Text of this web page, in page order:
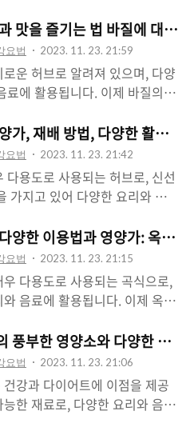
맛을 즐기는 법 바질에 대해
요법 2023. 11. 23. 21:59
운 허브로 알려져 있으며, 다양
료에 활용됩니다. 이제 바질의
리고 다양한 활용법에 대해 자
습니다.바질의 특징바질은 상
을 가지고 있는 허브로 유명합니
질은 녹색 잎과 향긋한 향이 특
한 요리에 사용되기 때문에 매우
재료입니다. 특히 이탈리아 요리
특별한 맛을 즐길 수 있습니
한 종류바질은 다양한 종류와
다. 대표적으로 스위트 바질,
, 레몬 바질, 태국 바질 등이 있
다양한 바질 종류를 활용하여
향을 더욱 다채롭게 즐길 수 있
재배..
가, 재배 방법, 다양한 활용법
요법 2023. 11. 23. 21:42
다용도로 사용되는 허브로, 신선
가지고 있어 다양한 요리와 음
이점, 재배 방법, 그리고 다양한
자세히 알아보겠습니다. 고수
는 향기로운 허브로 알려져 있으
과 신선한 녹색 잎이 특징입니
고 부드러운 잎과 가늘고 헤어
지고 있어 다양한 요리에 사용하
료입니다. 특히 신선한 고수는
강조되어 매우 맛있는 요리를
. 고수의 영양성분 고수는 다양
함유하고 있어 건강에 도움을 줍
양한 이용법과 영양가: 옥수
요법 2023. 11. 23. 21:15
다용도로 사용되는 곡식으로,
음료에 활용됩니다. 이제 옥수
에 대해 자세히 알아보겠습니
특징 옥수수는 길쭉하고 원통형
금색이 특징적입니다. 수많은
꽉 차 있으며, 신선한 옥수수
상큼한 향을 가지고 있습니다.
풍부한 영양소와 다양한 활
요법 2023. 11. 23. 21:06
강과 다이어트에 이점을 제공
한 재료로, 다양한 요리와 음료